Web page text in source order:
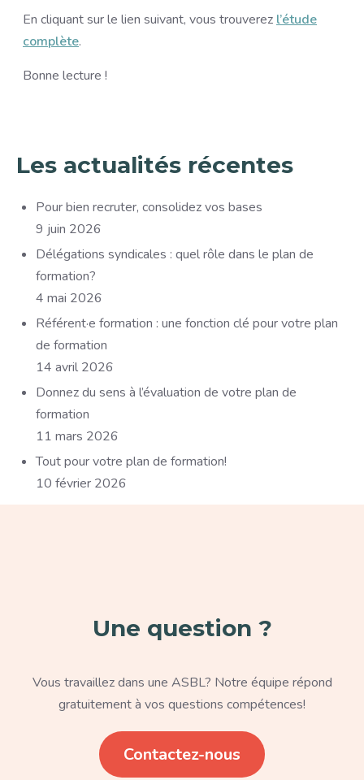
En cliquant sur le lien suivant, vous trouverez l’étude
complète.
Bonne lecture !
Les actualités récentes
Pour bien recruter, consolidez vos bases
9 juin 2026
Délégations syndicales : quel rôle dans le plan de
formation?
4 mai 2026
Référent·e formation : une fonction clé pour votre plan
de formation
14 avril 2026
Donnez du sens à l’évaluation de votre plan de
formation
11 mars 2026
Tout pour votre plan de formation!
10 février 2026
Une question ?
Vous travaillez dans une ASBL? Notre équipe répond
gratuitement à vos questions compétences!
Contactez-nous